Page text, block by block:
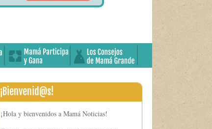
¡Bienvenid@s!
¡Hola y bienvenidos a Mamá Noticias!